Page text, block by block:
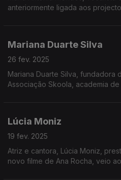
anteriormente ligada aos
Mariana Duarte Silva
26 fev. 2025
Mariana Duarte Silva, fundadora do Village Underground e da
Associação Skoola, academia de
Lúcia Moniz
19 fev. 2025
Atriz e cantora, Lúcia Moniz,
novo filme de Ana Rocha, veio